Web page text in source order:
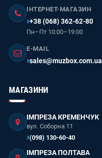
ІНТЕРНЕТ-МАГАЗИН
+38 (068) 362-62-80
Пн–Пт 10:00–19:00
E-MAIL
sales@muzbox.com.ua
МАГАЗИНИ
ІМПРЕЗА КРЕМЕНЧУК
вул. Соборна 11
(098) 130-60-40
ІМПРЕЗА ПОЛТАВА